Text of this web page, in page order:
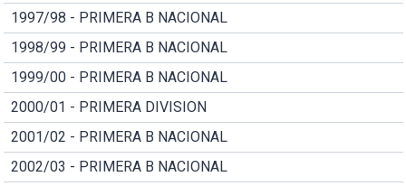
1997/98 - PRIMERA B NACIONAL
1998/99 - PRIMERA B NACIONAL
1999/00 - PRIMERA B NACIONAL
2000/01 - PRIMERA DIVISION
2001/02 - PRIMERA B NACIONAL
2002/03 - PRIMERA B NACIONAL